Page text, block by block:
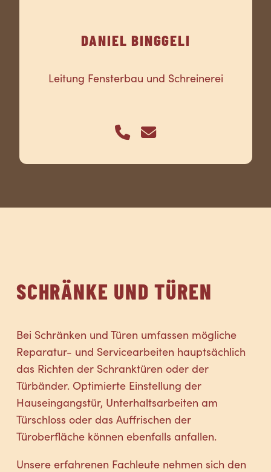
DANIEL BINGGELI
Leitung Fensterbau und Schreinerei
SCHRÄNKE UND TÜREN
Bei Schränken und Türen umfassen mögliche
Reparatur- und Servicearbeiten hauptsächlich
das Richten der Schranktüren oder der
Türbänder. Optimierte Einstellung der
Hauseingangstür, Unterhaltsarbeiten am
Türschloss oder das Auffrischen der
Türoberfläche können ebenfalls anfallen.
Unsere erfahrenen Fachleute nehmen sich den